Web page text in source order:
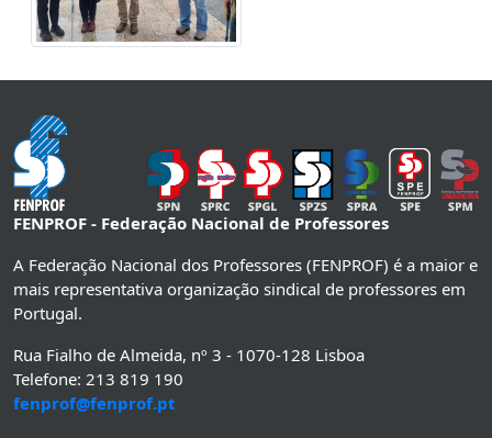
FENPROF - Federação Nacional de Professores
A Federação Nacional dos Professores (FENPROF) é a maior e
mais representativa organização sindical de professores em
Portugal.
Rua Fialho de Almeida, nº 3 - 1070-128 Lisboa
Telefone: 213 819 190
fenprof@fenprof.pt